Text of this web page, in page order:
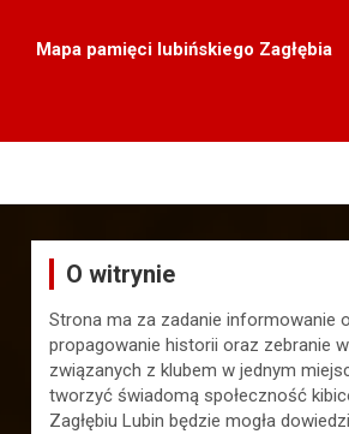
Mapa pamięci lubińskiego Zagłębia
O witrynie
Strona ma za zadanie informowanie
propagowanie historii oraz zebranie
związanych z klubem w jednym
tworzyć świadomą społeczność
Zagłębiu Lubin będzie mogła